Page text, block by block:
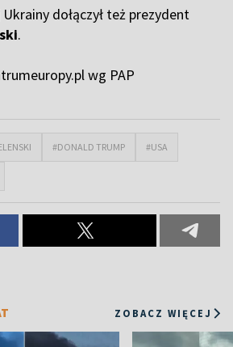
dołączył też prezydent
.
wg PAP
#DONALD TRUMP #USA
ZOBACZ WIĘCEJ